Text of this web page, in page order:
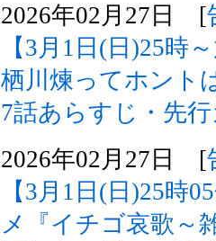
2026年02月27日 [
【3月1日(日)25時
栖川煉ってホント
7話あらすじ・先
2026年02月27日 [
【3月1日(日)25時
メ『イチゴ哀歌～